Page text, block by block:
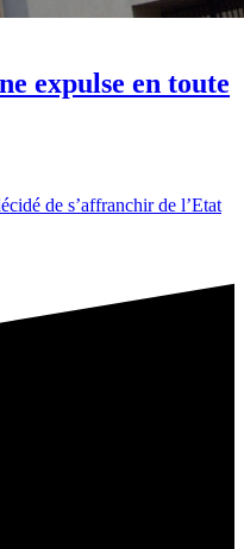
expulse en toute
de s’affranchir de l’Etat